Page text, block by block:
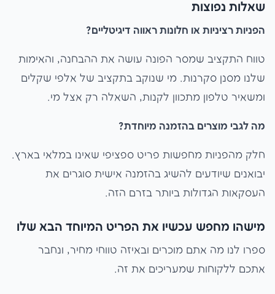
שאלות נפוצות
הפניות רציניות או חלונות ראווה דיגיטליים?
טווח התקציב שמסר הפונה עושה את ההבחנה, והאימות
שלנו מסנן סקרנות. מי שנוקב בתקציב של אלפי שקלים
ומשאיר טלפון מתכוון לקנות, השאלה רק אצל מי.
מה לגבי מוצרים בהזמנה מיוחדת?
חלק מהפניות מחפשות פריט ספציפי שאינו במלאי בארץ.
יבואנים שיודעים להשיג בהזמנה אישית סוגרים את
העסקאות הגדולות ביותר בזרם הזה.
מישהו מחפש עכשיו את הפריט המיוחד הבא שלו
ספרו לנו מה אתם מוכרים ובאיזה טווחי מחיר, ונחבר
אתכם ללקוחות שמעריכים את זה.